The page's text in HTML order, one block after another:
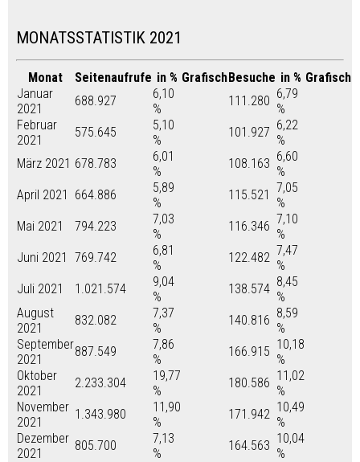
MONATSSTATISTIK 2021
Monat Seitenaufrufe in % GrafischBesuche in % Grafisch
Januar
2021
688.927
6,10
%
111.280 6,79
%
Februar
2021
575.645
5,10
%
101.927 6,22
%
März 2021 678.783
6,01
%
108.163 6,60
%
April 2021
664.886
5,89
%
115.521 7,05
%
Mai 2021
794.223
7,03
%
116.346 7,10
%
Juni 2021
769.742
6,81
%
122.482 7,47
%
Juli 2021
1.021.574
9,04
%
138.574 8,45
%
August
2021
832.082
7,37
%
140.816 8,59
%
September
2021
887.549
7,86
%
166.915 10,18
%
Oktober
2021
2.233.304
19,77
%
180.586 11,02
%
November
2021
1.343.980
11,90
%
171.942 10,49
%
Dezember
2021
805.700
7,13
%
164.563 10,04
%